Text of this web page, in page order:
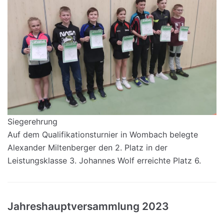
Siegerehrung
Auf dem Qualifikationsturnier in Wombach belegte
Alexander Miltenberger den 2. Platz in der
Leistungsklasse 3. Johannes Wolf erreichte Platz 6.
Jahreshauptversammlung 2023